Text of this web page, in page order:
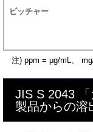
ピッチャー
注) ppm = μg/mL、
JIS S 2043
製品からの溶